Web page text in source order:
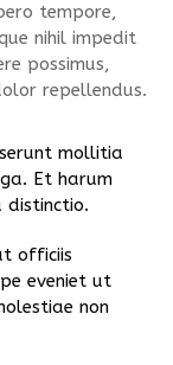
tempore,
nihil impedit
possimus,
repellendus.
mollitia
Et harum
distinctio.
officiis
eveniet ut
non